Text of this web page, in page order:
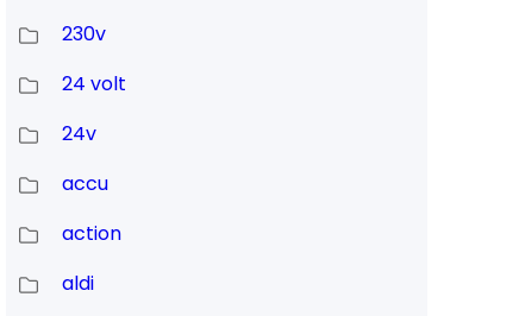
230v
24 volt
24v
accu
action
aldi